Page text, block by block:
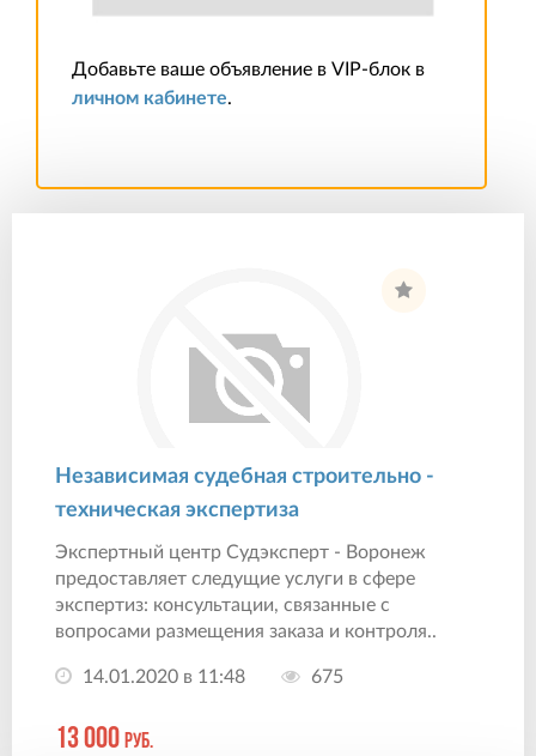
Добавьте ваше объявление в VIP-блок в
личном кабинете.
Независимая судебная строительно -
техническая экспертиза
Экспертный центр Судэксперт - Воронеж
предоставляет следущие услуги в сфере
экспертиз: консультации, связанные с
вопросами размещения заказа и контроля..
14.01.2020 в 11:48 675
13 000 руб.